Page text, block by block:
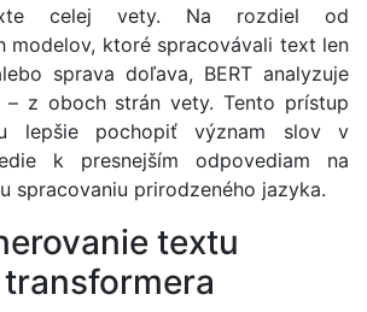
celej vety. Na rozdiel od
modelov, ktoré spracovávali text len
sprava doľava, BERT analyzuje
– z oboch strán vety. Tento prístup
lepšie pochopiť význam slov v
k presnejším odpovediam na
spracovaniu prirodzeného jazyka.
textu